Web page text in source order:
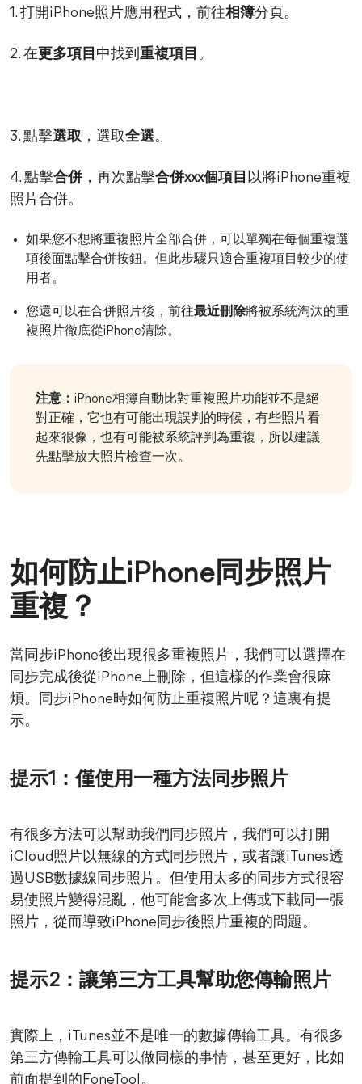
1. 打開iPhone照片應用程式，前往相簿分頁。
2. 在更多項目 中找到 重複項目 。
3. 點擊選取 ，選取全選。
4. 點擊合併，再次點擊合併xxx個項目 以將iPhone重複
照片合併。
如果您不想將重複照片全部合併，可以單獨在每個重複選
項後面點擊合併按鈕。但此步驟只適合重複項目較少的使
用者。
您還可以在合併照片後，前往最近刪除將被系統淘汰的重
複照片徹底從iPhone清除。
注意： iPhone相簿自動比對重複照片功能並不是絕
對正確，它也有可能出現誤判的時候，有些照片看
起來很像，也有可能被系統評判為重複，所以建議
先點擊放大照片檢查一次。
如何防止iPhone同步照片
重複？
當同步iPhone後出現很多重複照片，我們可以選擇在
同步完成後從iPhone上刪除，但這樣的作業會很麻
煩。同步iPhone時如何防止重複照片呢？這裏有提
示。
提示1：僅使用一種方法同步照片
有很多方法可以幫助我們同步照片，我們可以打開
iCloud照片以無線的方式同步照片，或者讓iTunes透
過USB數據線同步照片。但使用太多的同步方式很容
易使照片變得混亂，他可能會多次上傳或下載同一張
照片，從而導致iPhone同步後照片重複的問題。
提示2：讓第三方工具幫助您傳輸照片
實際上，iTunes並不是唯一的數據傳輸工具。有很多
第三方傳輸工具可以做同樣的事情，甚至更好，比如
前面提到的FoneTool。